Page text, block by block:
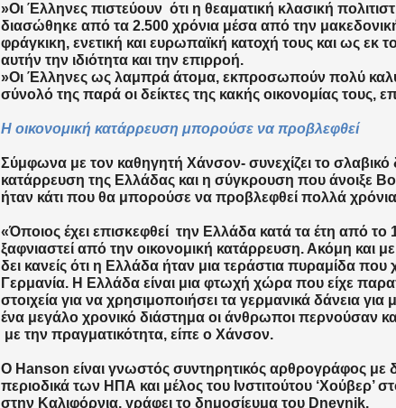
»Οι Έλληνες πιστεύουν ότι η θεαματική κλασική
διασώθηκε από τα 2.500 χρόνια μέσα από την
φράγκικη, ενετική και ευρωπαϊκή κατοχή τους και ως εκ
αυτήν την ιδιότητα και την επιρροή.
»Οι Έλληνες ως λαμπρά άτομα, εκπροσωπούν πολύ
σύνολό της παρά οι δείκτες της κακής οικονομίας τους,
Η οικονομική κατάρρευση μπορούσε να προβλεφθεί
Σύμφωνα με τον καθηγητή Χάνσον- συνεχίζει το σλαβικό
κατάρρευση της Ελλάδας και η σύγκρουση που άνοιξε
ήταν κάτι που θα μπορούσε να προβλεφθεί πολλά
«Όποιος έχει επισκεφθεί την Ελλάδα κατά τα έτη από το
ξαφνιαστεί από την οικονομική κατάρρευση. Ακόμη και
δει κανείς ότι η Ελλάδα ήταν μια τεράστια πυραμίδα
Γερμανία. Η Ελλάδα είναι μια φτωχή χώρα που είχε
στοιχεία για να χρησιμοποιήσει τα γερμανικά δάνεια για
ένα μεγάλο χρονικό διάστημα οι άνθρωποι περνούσαν
με την πραγματικότητα, είπε ο Χάνσον.
Ο Hanson είναι γνωστός συντηρητικός αρθρογράφος με
περιοδικά των ΗΠΑ και μέλος του Ινστιτούτου ‘Χούβερ’
στην Καλιφόρνια, γράφει το δημοσίευμα του Dnevnik.